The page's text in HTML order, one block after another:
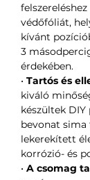
védőfóliát,
kívánt
3
érdekében.
• Tartós és
kiváló
készültek DIY
bevonat
lekerekített
korrózió- és
• A csomag